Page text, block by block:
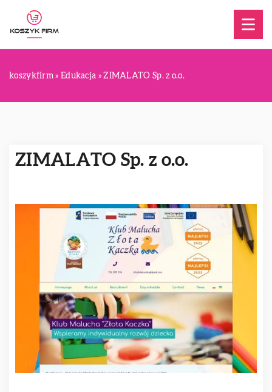
koszykfirm » Edukacja »ZIMALATO Sp. z o.o.
ZIMALATO Sp. z o.o.